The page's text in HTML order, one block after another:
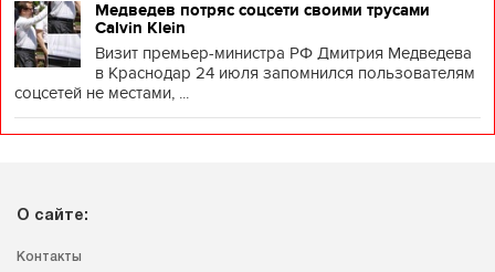
Медведев потряс соцсети своими трусами
Calvin Klein
Визит премьер-министра РФ Дмитрия Медведева
в Краснодар 24 июля запомнился пользователям
соцсетей не местами, ...
О сайте:
Контакты